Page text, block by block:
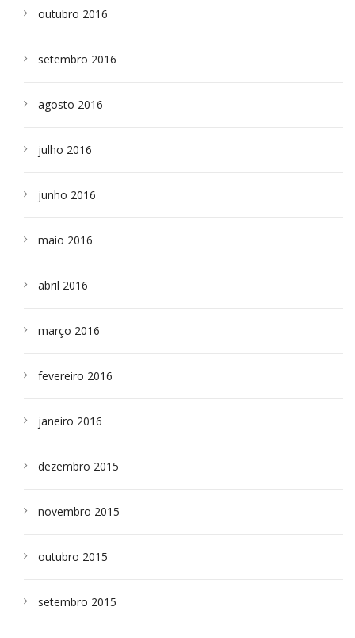
outubro 2016
setembro 2016
agosto 2016
julho 2016
junho 2016
maio 2016
abril 2016
março 2016
fevereiro 2016
janeiro 2016
dezembro 2015
novembro 2015
outubro 2015
setembro 2015